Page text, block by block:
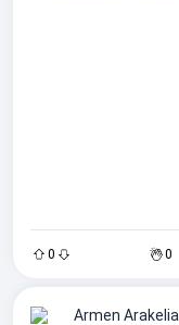
0 0
Armen